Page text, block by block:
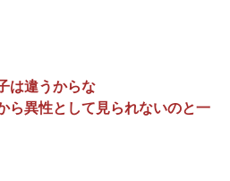
は違うからな
ら異性として見られないのと一